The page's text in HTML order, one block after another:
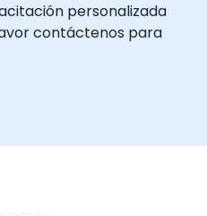
personalizada
contáctenos para